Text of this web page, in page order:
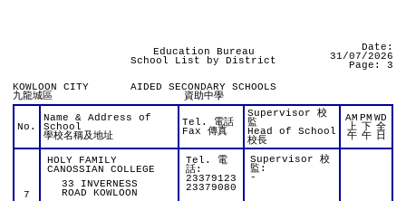
Education Bureau
School List by District
Date:
31/07/2026
Page: 3
KOWLOON CITY
九龍城區
AIDED SECONDARY SCHOOLS
資助中學
No.
Name & Address of
School
學校名稱及地址
Tel. 電話
Fax 傳真
Supervisor 校
監
Head of School
校長
AM
上
午
PM
下
午
WD
全
日
7
HOLY FAMILY
CANOSSIAN COLLEGE
33 INVERNESS
ROAD KOWLOON
Tel. 電
話:
23379123
23379080
Supervisor 校
監:
-